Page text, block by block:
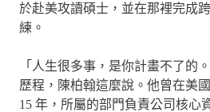
於赴美攻讀碩士，並在那裡完成
練。
「人生很多事，是你計畫不了的
歷程，陳柏翰這麼說。他曾在美
15 年，所屬的部門負責公司核心